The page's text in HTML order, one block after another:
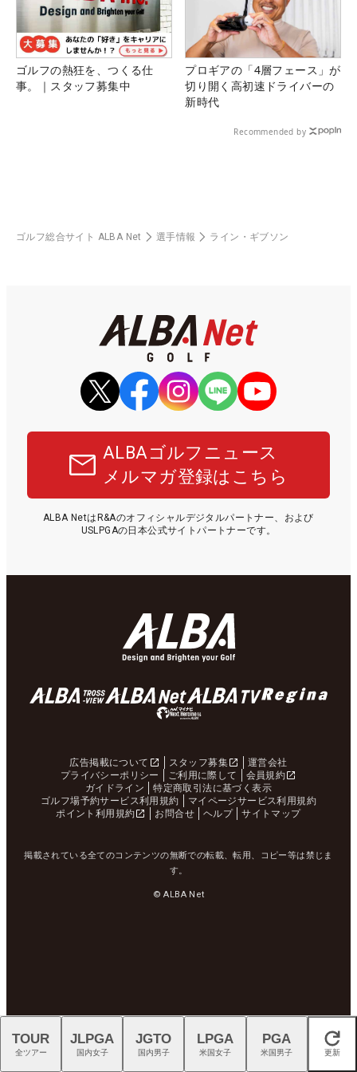
ゴルフの熱狂を、つくる仕
事。｜スタッフ募集中
プロギアの「4層フェース」が
切り開く高初速ドライバーの
新時代
Recommended by
ゴルフ総合サイト ALBA Net 選手情報 ライン・ギブソン
ALBAゴルフニュース
メルマガ登録はこちら
ALBA NetはR&Aのオフィシャルデジタルパートナー、および
USLPGAの日本公式サイトパートナーです。
広告掲載について スタッフ募集
運営会社
プライバシーポリシー
ご利用に際して
会員規約
ガイドライン
特定商取引法に基づく表示
ゴルフ場予約サービス利用規約
マイページサービス利用規約
ポイント利用規約
お問合せ ヘルプ サイトマップ
掲載されている全てのコンテンツの無断での転載、転用、コピー等は禁じま
す。
© ALBA Net
閉じる
TOUR
全ツアー
JLPGA
国内女子
JGTO
国内男子
LPGA
米国女子
PGA
米国男子 更新